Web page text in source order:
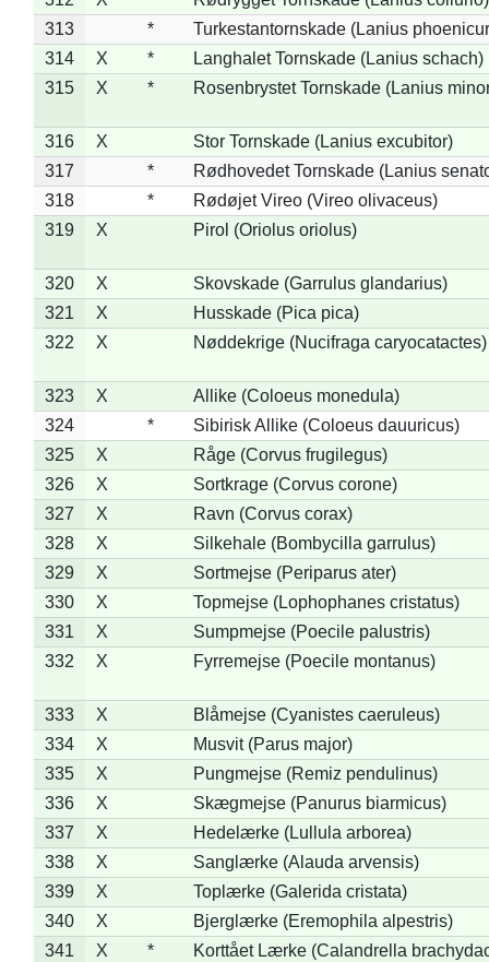
313
*
Turkestantornskade (Lanius
314
X *
Langhalet Tornskade (Lanius schach)
315
X * Rosenbrystet Tornskade (Lanius
316 X
Stor Tornskade (Lanius excubitor)
317
*
Rødhovedet Tornskade (Lanius
318
*
Rødøjet Vireo (Vireo olivaceus)
319
X Pirol (Oriolus oriolus)
320 X
Skovskade (Garrulus glandarius)
321
X
Husskade (Pica pica)
322
X Nøddekrige (Nucifraga caryocatactes)
323 X
Allike (Coloeus monedula)
324
*
Sibirisk Allike (Coloeus dauuricus)
325
X
Råge (Corvus frugilegus)
326
X
Sortkrage (Corvus corone)
327
X
Ravn (Corvus corax)
328
X
Silkehale (Bombycilla garrulus)
329
X
Sortmejse (Periparus ater)
330
X
Topmejse (Lophophanes cristatus)
331
X
Sumpmejse (Poecile palustris)
332
X Fyrremejse (Poecile montanus)
333 X
Blåmejse (Cyanistes caeruleus)
334
X
Musvit (Parus major)
335
X
Pungmejse (Remiz pendulinus)
336
X
Skægmejse (Panurus biarmicus)
337
X
Hedelærke (Lullula arborea)
338
X
Sanglærke (Alauda arvensis)
339
X
Toplærke (Galerida cristata)
340
X
Bjerglærke (Eremophila alpestris)
341
X * Korttået Lærke (Calandrella